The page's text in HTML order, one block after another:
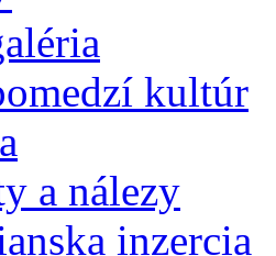
kultúr
a nálezy
inzercia